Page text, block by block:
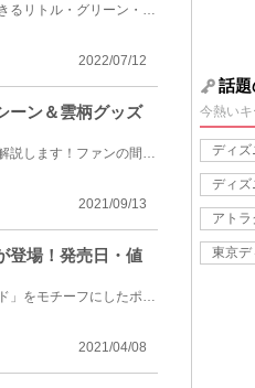
ディズニーストアやショップディズニー、東京ディズニーリゾートで購入できるリトル・グリーン・メンの...
2022/07/12
ーン＆雲柄グッズ
映画「トイ・ストーリー」の舞台である少年アンディの部屋の壁紙の雲柄を解説します！ファンの間で人気...
2021/09/13
登場！発売日・値
東京ディズニーランドにあるアトラクション「イッツ・ア・スモールワールド」をモチーフにしたポップコ...
2021/04/08
話題
今熱い
ディズ
ディズ
アトラ
東京デ